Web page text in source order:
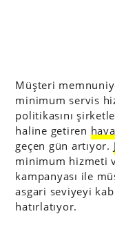
Müşteri
minimum servis
politikasını
haline getiren
geçen gün artıyor.
minimum hizmeti
kampanyası ile
asgari seviyeyi
hatırlatıyor.